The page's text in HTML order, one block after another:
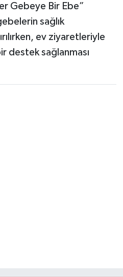
Gebeye Bir Ebe”
sağlık
ev ziyaretleriyle
destek sağlanması